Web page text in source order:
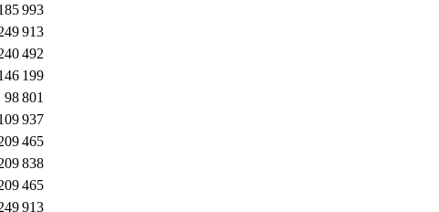
993
913
492
199
98 801
937
465
838
465
913